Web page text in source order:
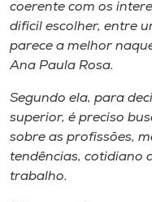
coerente com os
difícil escolher, entre
parece a melhor
Ana Paula Rosa.
Segundo ela, para
superior, é preciso
sobre as profissões,
tendências, cotidiano
trabalho.